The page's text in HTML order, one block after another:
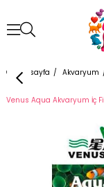
Anasayfa Akvaryum
Venus Aqua Akvaryum İç